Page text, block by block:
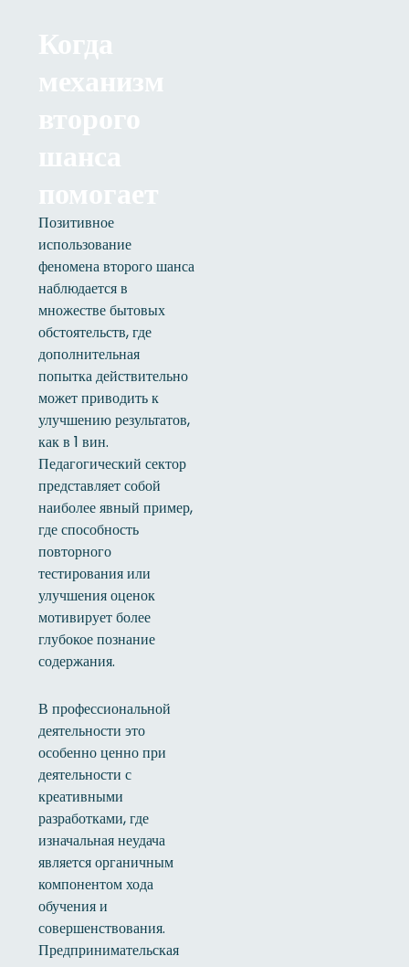
Когда
механизм
второго
шанса
помогает
Позитивное
использование
феномена второго шанса
наблюдается в
множестве бытовых
обстоятельств, где
дополнительная
попытка действительно
может приводить к
улучшению результатов,
как в 1 вин.
Педагогический сектор
представляет собой
наиболее явный пример,
где способность
повторного
тестирования или
улучшения оценок
мотивирует более
глубокое познание
содержания.
В профессиональной
деятельности это
особенно ценно при
деятельности с
креативными
разработками, где
изначальная неудача
является органичным
компонентом хода
обучения и
совершенствования.
Предпринимательская